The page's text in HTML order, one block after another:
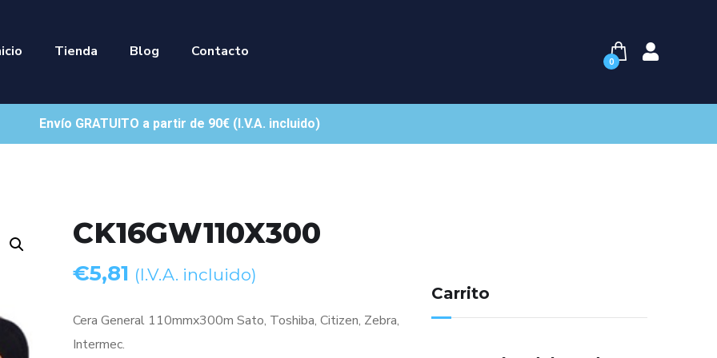
Tienda Blog Contacto
0
Envío GRATUITO a partir de 90€ (I.V.A. incluido)
CK16GW110X300
€5,81 (I.V.A. incluido)
Cera General 110mmx300m Sato, Toshiba, Citizen, Zebra,
Intermec.
Carrito